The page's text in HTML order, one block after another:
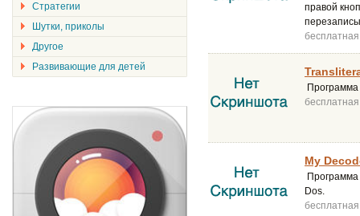
правой
бесплатная
Программа
бесплатная
My
Программа
Dos.
бесплатная
Стратегии
Шутки, приколы
Другое
Развивающие для детей